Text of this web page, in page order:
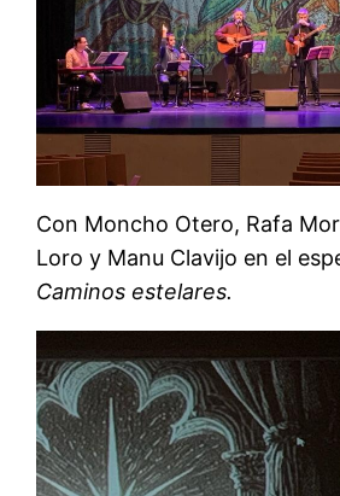
Con Moncho Otero, Rafa
Loro y Manu Clavijo en el
Caminos estelares.